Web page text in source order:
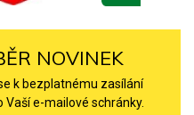
NOVINEK
k bezplatnému zasílání
Vaší e-mailové schránky.